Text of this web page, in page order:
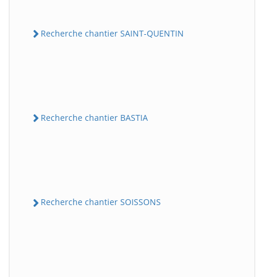
Recherche chantier SAINT-QUENTIN
Recherche chantier BASTIA
Recherche chantier SOISSONS